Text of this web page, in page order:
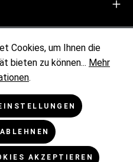
Cookies, um Ihnen die
bieten zu können... Mehr
.
AKZEPTIEREN